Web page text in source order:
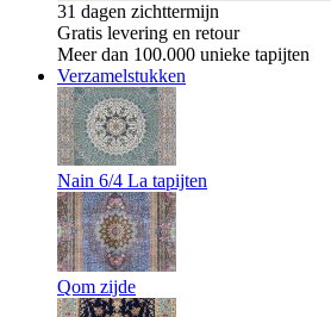
31 dagen zichttermijn
Gratis levering en retour
Meer dan 100.000 unieke tapijten
Verzamelstukken
Nain 6/4 La tapijten
Qom zijde